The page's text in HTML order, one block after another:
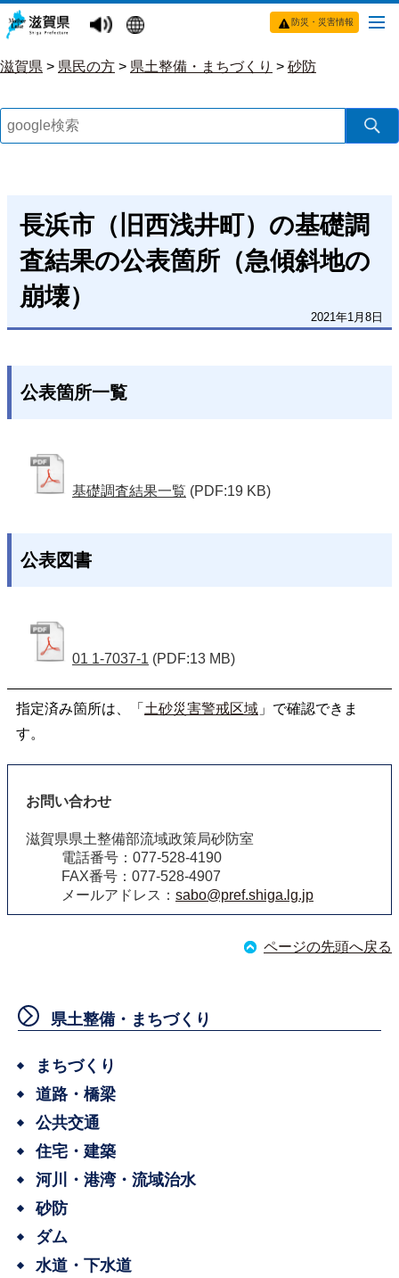
防災・災害情報
滋賀県 > 県民の方 > 県土整備・まちづくり > 砂防
長浜市（旧西浅井町）の基礎調
査結果の公表箇所（急傾斜地の
崩壊）
2021年1月8日
公表箇所一覧
基礎調査結果一覧 (PDF:19 KB)
公表図書
01 1-7037-1 (PDF:13 MB)
指定済み箇所は、「 土砂災害警戒区域 」で確認できま
す。
お問い合わせ
滋賀県県土整備部流域政策局砂防室
電話番号：077-528-4190
FAX番号：077-528-4907
メールアドレス： sabo@pref.shiga.lg.jp
ページの先頭へ戻る
県土整備・まちづくり
まちづくり
道路・橋梁
公共交通
住宅・建築
河川・港湾・流域治水
砂防
ダム
水道・下水道